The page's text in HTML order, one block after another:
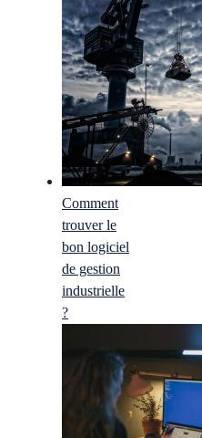
Comment
trouver le
bon logiciel
de gestion
industrielle
?